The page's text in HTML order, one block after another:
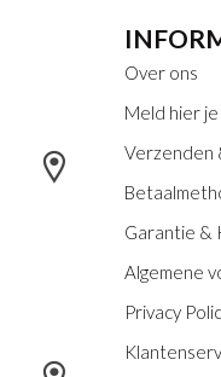
Over ons
Meld hier
Verzenden
Garantie &
Algemene
Privacy